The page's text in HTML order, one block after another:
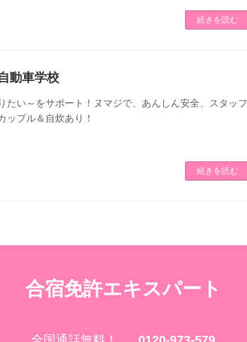
続きを読む
動車学校
たい～をサポート！ヌマジで、あんしん安全、スタッフ
ップル＆自炊あり！
続きを読む
合宿免許エキスパート